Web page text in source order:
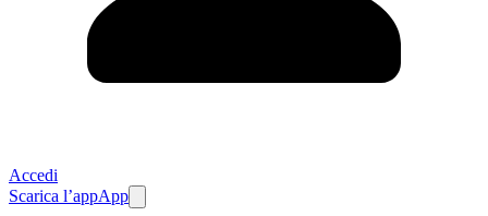
Accedi
Scarica l’appApp